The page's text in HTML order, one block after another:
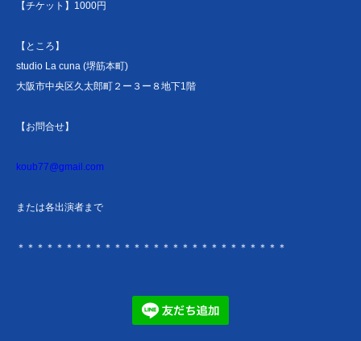
【チケット】1000円
【ところ】
studio La cuna (堺筋本町)
大阪市中央区久太郎町２ー３ー８地下1階
【お問合せ】
koub77@gmail.com
または各出演者まで
＊＊＊＊＊＊＊＊＊＊＊＊＊＊＊＊＊＊＊＊＊＊＊＊＊＊＊＊